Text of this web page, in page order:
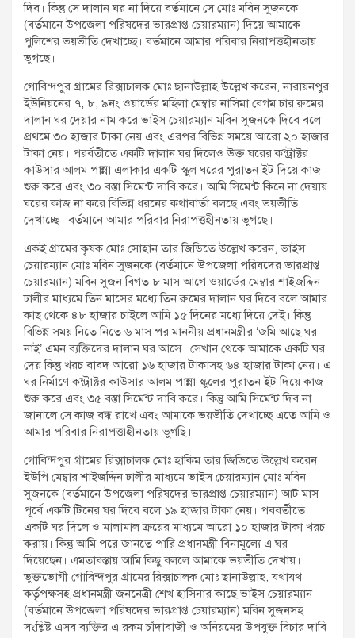
দিব। কিন্তু সে দালান ঘর না দিয়ে বর্তমানে সে মোঃ মবিন সুজনকে
(বর্তমানে উপজেলা পরিষদের ভারপ্রাপ্ত চেয়ারম্যান) দিয়ে আমাকে
পুলিশের ভয়ভীতি দেখাচ্ছে। বর্তমানে আমার পরিবার নিরাপত্তহীনতায়
ভুগছে।
গোবিন্দপুর গ্রামের রিক্সাচালক মোঃ ছানাউল্লাহ উল্লেখ করেন, নারায়নপুর
ইউনিয়নের ৭, ৮, ৯নং ওয়ার্ডের মহিলা মেম্বার নাসিমা বেগম চার রুমের
দালান ঘর দেয়ার নাম করে ভাইস চেয়ারম্যান মবিন সুজনকে দিবে বলে
প্রথমে ৩০ হাজার টাকা নেয় এবং এরপর বিভিন্ন সময়ে আরো ২০ হাজার
টাকা নেয়। পরর্বতীতে একটি দালান ঘর দিলেও উক্ত ঘরের কন্ট্রাক্টর
কাউসার আলম পান্না এলাকার একটি স্কুল ঘরের পুরাতন ইট দিয়ে কাজ
শুরু করে এবং ৩০ বস্তা সিমেন্ট দাবি করে। আমি সিমেন্ট কিনে না দেয়ায়
ঘরের কাজ না করে বিভিন্ন ধরনের কথাবার্তা বলছে এবং ভয়ভীতি
দেখাচ্ছে। বর্তমানে আমার পরিবার নিরাপত্তহীনতায় ভুগছে।
একই গ্রামের কৃষক মোঃ সোহান তার জিডিতে উল্লেখ করেন, ভাইস
চেয়ারম্যান মোঃ মবিন সুজনকে (বর্তমানে উপজেলা পরিষদের ভারপ্রাপ্ত
চেয়ারম্যান) মবিন সুজন বিগত ৮ মাস আগে ওয়ার্ডের মেম্বার শাইজদ্দিন
ঢালীর মাধ্যমে তিন মাসের মধ্যে তিন রুমের দালান ঘর দিবে বলে আমার
কাছ থেকে ৪৮ হাজার চাইলে আমি ১৫ দিনের মধ্যে দিয়ে দেই। কিন্তু
বিভিন্ন সময় নিতে নিতে ৬ মাস পর মাননীয় প্রধানমন্ত্রীর ‘জমি আছে ঘর
নাই’ এমন ব্যক্তিদের দালান ঘর আসে। সেখান থেকে আমাকে একটি ঘর
দেয় কিন্তু খরচ বাবদ আরো ১৬ হাজার টাকাসহ ৬৪ হাজার টাকা নেয়। এ
ঘর নির্মাণে কন্ট্রাক্টর কাউসার আলম পান্না স্কুলের পুরাতন ইট দিয়ে কাজ
শুরু করে এবং ৩৫ বস্তা সিমেন্ট দাবি করে। কিন্তু আমি সিমেন্ট দিব না
জানালে সে কাজ বন্ধ রাখে এবং আমাকে ভয়ভীতি দেখাচ্ছে এতে আমি ও
আমার পরিবার নিরাপত্তাহীনতায় ভুগছি।
গোবিন্দপুর গ্রামের রিক্সাচালক মোঃ হাকিম তার জিডিতে উল্লেখ করেন
ইউপি মেম্বার শাইজদ্দিন ঢালীর মাধ্যমে ভাইস চেয়ারম্যান মোঃ মবিন
সুজনকে (বর্তমানে উপজেলা পরিষদের ভারপ্রাপ্ত চেয়ারম্যান) আট মাস
পূর্বে একটি টিনের ঘর দিবে বলে ১৯ হাজার টাকা নেয়। পববর্তীতে
একটি ঘর দিলে ও মালামাল ক্রয়ের মাধ্যমে আরো ১০ হাজার টাকা খরচ
করায়। কিন্তু আমি পরে জানতে পারি প্রধানমন্ত্রী বিনামূল্যে এ ঘর
দিয়েছেন। এমতাবস্তায় আমি কিছু বললে আমাকে ভয়ভীতি দেখায়।
ভুক্তভোগী গোবিন্দপুর গ্রামের রিক্সাচালক মোঃ ছানাউল্লাহ, যথাযথ
কর্তৃপক্ষসহ প্রধানমন্ত্রী জননেত্রী শেখ হাসিনার কাছে ভাইস চেয়ারম্যান
(বর্তমানে উপজেলা পরিষদের ভারপ্রাপ্ত চেয়ারম্যান) মবিন সুজনসহ
সংশ্লিষ্ট এসব ব্যক্তির এ রকম চাঁদাবাজী ও অনিয়মের উপযুক্ত বিচার দাবি